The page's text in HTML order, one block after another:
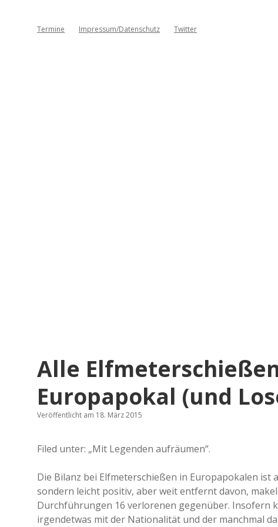
Termine Impressum/Datenschutz Twitter
Alle
Europapokal (und
Veröffentlicht am 18. März 2015
Filed unter: „Mit Legenden aufräumen“.
Die Bilanz bei Elfmeterschießen in Europapokalen ist
sondern leicht positiv, aber weit entfernt davon,
Durchführungen 16 verlorenen gegenüber. Insofern
irgendetwas mit der Nationalität und der manchmal